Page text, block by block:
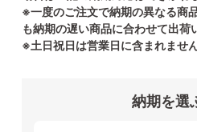
※一度のご注文で納期の異なる商
も納期の遅い商品に合わせて出荷
※土日祝日は営業日に含まれません
納期を選